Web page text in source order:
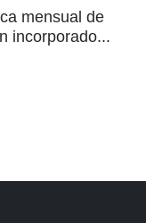
mensual de
incorporado...